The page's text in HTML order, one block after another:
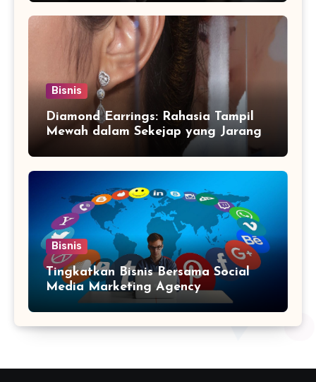
Bisnis
Diamond Earrings: Rahasia Tampil
Mewah dalam Sekejap yang Jarang
Bisnis
Tingkatkan Bisnis Bersama Social
Media Marketing Agency